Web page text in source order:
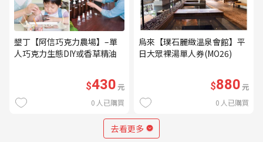
墾丁【阿信巧克力農場】–單
人巧克力生態DIY或香草精油
$430元
0 人已購買
烏來【璞石麗緻溫泉會館】平
日大眾裸湯單人券(MO26)
$880元
0 人已購買
去看更多